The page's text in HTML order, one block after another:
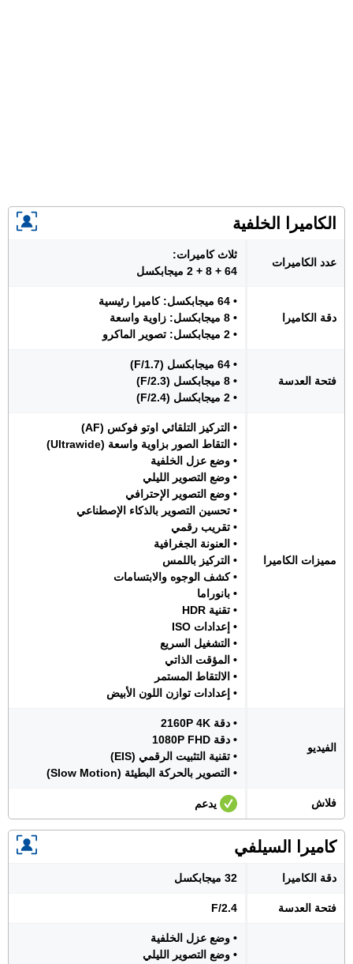
الكاميرا الخلفية
عدد الكاميرات
ثلاث كاميرات:
64 + 8 + 2 ميجابكسل
دقة الكاميرا
• 64 ميجابكسل: كاميرا رئيسية
• 8 ميجابكسل: زاوية واسعة
• 2 ميجابكسل: تصوير الماكرو
فتحة العدسة
• 64 ميجابكسل (F/1.7)
• 8 ميجابكسل (F/2.3)
• 2 ميجابكسل (F/2.4)
مميزات الكاميرا
• التركيز التلقائي اوتو فوكس (AF)
• التقاط الصور بزاوية واسعة (Ultrawide)
• وضع عزل الخلفية
• وضع التصوير الليلي
• وضع التصوير الإحترافي
• تحسين التصوير بالذكاء الإصطناعي
• تقريب رقمي
• العنونة الجغرافية
• التركيز باللمس
• كشف الوجوه والابتسامات
• بانوراما
• تقنية HDR
• إعدادات ISO
• التشغيل السريع
• المؤقت الذاتي
• الالتقاط المستمر
• إعدادات توازن اللون الأبيض
الفيديو
• دقة 2160P 4K
• دقة 1080P FHD
• تقنية التثبيت الرقمي (EIS)
• التصوير بالحركة البطيئة (Slow Motion)
فلاش يدعم
كاميرا السيلفي
دقة الكاميرا 32 ميجابكسل
فتحة العدسة F/2.4
• وضع عزل الخلفية
• وضع التصوير الليلي